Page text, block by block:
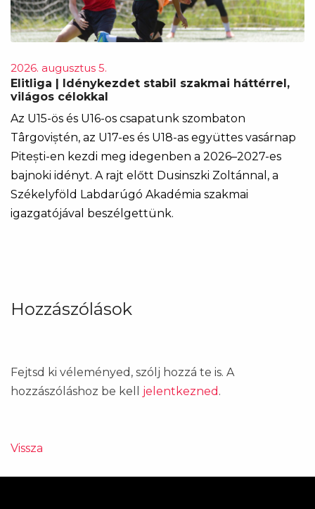
2026. augusztus 5.
Elitliga | Idénykezdet stabil szakmai háttérrel,
világos célokkal
Az U15-ös és U16-os csapatunk szombaton
Târgoviștén, az U17-es és U18-as együttes vasárnap
Pitești-en kezdi meg idegenben a 2026–2027-es
bajnoki idényt. A rajt előtt Dusinszki Zoltánnal, a
Székelyföld Labdarúgó Akadémia szakmai
igazgatójával beszélgettünk.
Hozzászólások
Fejtsd ki véleményed, szólj hozzá te is. A
hozzászóláshoz be kell jelentkezned .
Vissza